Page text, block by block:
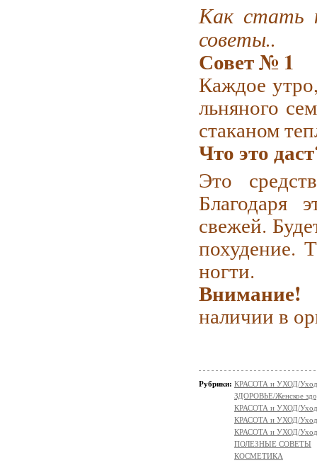
Как стать
советы..
Совет № 1
Каждое
льняного
стаканом
Что это
Это
Благодаря
свежей.
похудение.
ногти.
Внимание!
наличии в
Рубрики: КРАСОТА и УХОД/Уход
ЗДОРОВЬЕ/Женское
КРАСОТА и УХОД/Уход
КРАСОТА и УХОД/Уход
КРАСОТА и УХОД/Уход
ПОЛЕЗНЫЕ СОВЕТЫ
КОСМЕТИКА